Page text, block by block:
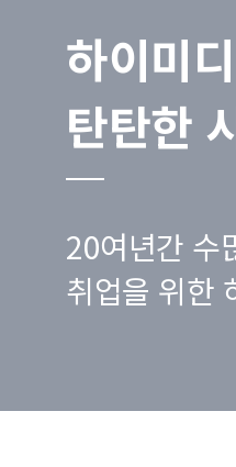
하이미
탄탄한
20여년간 수
취업을 위한